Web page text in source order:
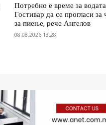
Потребно е време за
Гостивар да се прогласи за
за пиење, рече Ангелов
08.08.2026 13:28